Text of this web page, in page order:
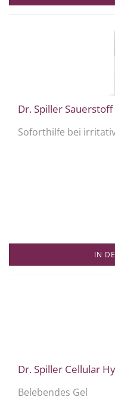
Dr. Spiller
Soforthilfe bei
IN
Dr. Spiller Cellular
Belebendes Gel